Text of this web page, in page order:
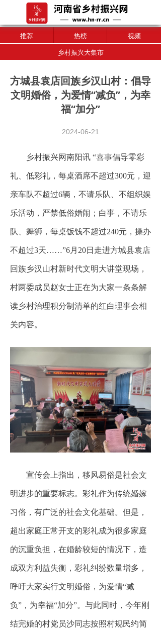
推荐 热榜
视频
乡村振兴大集市
方城县袁店回族乡汉山村：倡导
文明婚俗，为爱情“减负”，为幸
福“加分”
乡村振兴网南阳讯 “喜事倡导零彩
礼、低彩礼，每桌酒席不超过300元，迎
亲车队不超过6辆，不请乐队、不组织娱
乐活动，严禁低俗婚闹；白事，不请乐
队、舞狮，每桌饭钱不超过240元，操办
不超过3天……”6月20日走进方城县袁店
回族乡汉山村新时代文明大讲堂现场，
村两委成员赵女士正在为大家一条条解
读乡村治理积分制清单的红白理事会相
关内容。
宣传会上指出，移风易俗是社会文
明进步的重要标志。彩礼作为传统婚嫁
习俗，有广泛的社会文化基础。但是，
超出家庭正常开支的彩礼成为很多家庭
的沉重负担，在婚龄较短的情况下，造
成双方利益失衡，彩礼纠纷数量增多，
呼吁大家实行文明婚俗，为爱情“减
负”，为幸福“加分”。与此同时，今年刚
结完婚的村党员沙同志按照村规民约简
2024-06-21